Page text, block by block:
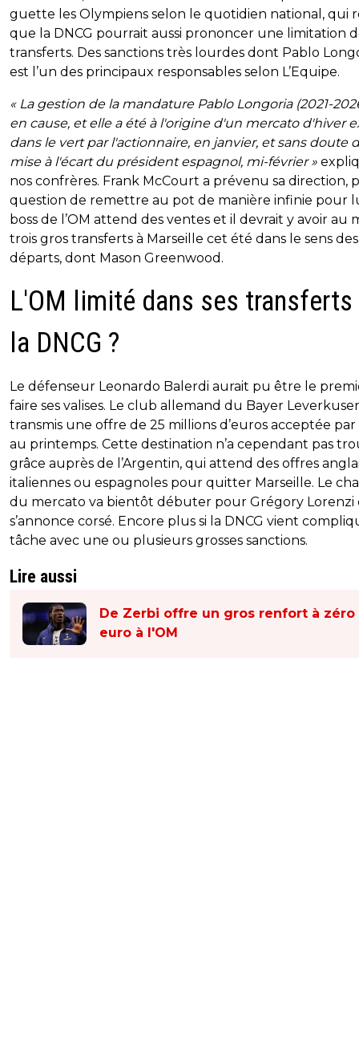
guette les Olympiens selon le quotidien national, qui
que la DNCG pourrait aussi prononcer une limitation
transferts. Des sanctions très lourdes dont Pablo
est l’un des principaux responsables selon L’Equipe.
« La gestion de la mandature Pablo Longoria (2021-
en cause, et elle a été à l'origine d'un mercato d'hiver
dans le vert par l'actionnaire, en janvier, et sans doute
mise à l'écart du président espagnol, mi-février »
nos confrères. Frank McCourt a prévenu sa direction,
question de remettre au pot de manière infinie pour
boss de l’OM attend des ventes et il devrait y avoir au
trois gros transferts à Marseille cet été dans le sens des
départs, dont Mason Greenwood.
L'OM limité dans ses transferts
la DNCG ?
Le défenseur Leonardo Balerdi aurait pu être le
faire ses valises. Le club allemand du Bayer
transmis une offre de 25 millions d’euros acceptée par
au printemps. Cette destination n’a cependant pas
grâce auprès de l’Argentin, qui attend des offres
italiennes ou espagnoles pour quitter Marseille. Le
du mercato va bientôt débuter pour Grégory Lorenzi
s’annonce corsé. Encore plus si la DNCG vient
tâche avec une ou plusieurs grosses sanctions.
Lire aussi
De Zerbi offre un gros renfort à zéro
euro à l'OM